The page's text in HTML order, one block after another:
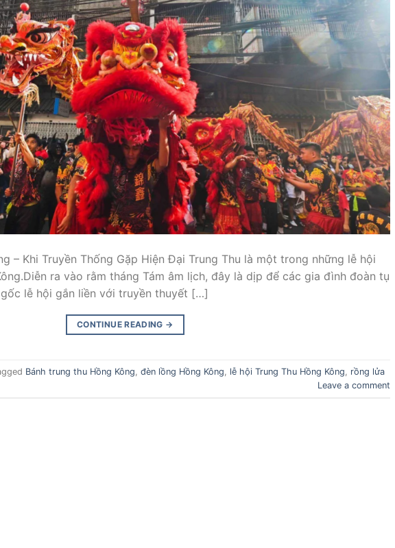
– Khi Truyền Thống Gặp Hiện Đại Trung Thu là một trong những lễ hội
ra vào rằm tháng Tám âm lịch, đây là dịp để các gia đình đoàn tụ
lễ hội gắn liền với truyền thuyết […]
CONTINUE READING →
Bánh trung thu Hồng Kông đèn lồng Hồng Kông lễ hội Trung Thu Hồng Kông
rồng lửa
Leave a comment